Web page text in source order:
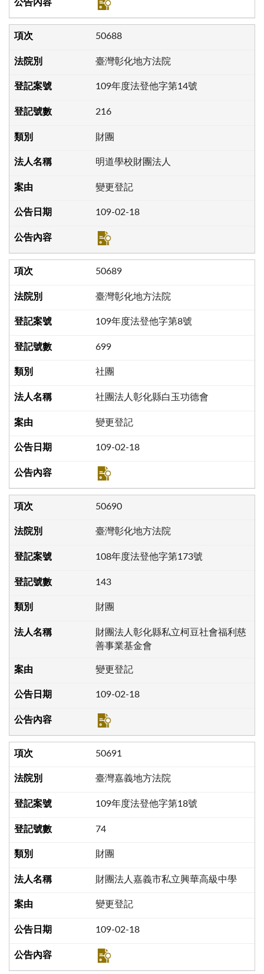
50688
臺灣彰化地方法院
109年度法登他字第14號
216
財團
明道學校財團法人
變更登記
109-02-18
50689
臺灣彰化地方法院
109年度法登他字第8號
699
社團
社團法人彰化縣白玉功德會
變更登記
109-02-18
50690
臺灣彰化地方法院
108年度法登他字第173號
143
財團
財團法人彰化縣私立柯豆社會福利慈
善事業基金會
變更登記
109-02-18
50691
臺灣嘉義地方法院
109年度法登他字第18號
74
財團
財團法人嘉義市私立興華高級中學
變更登記
109-02-18